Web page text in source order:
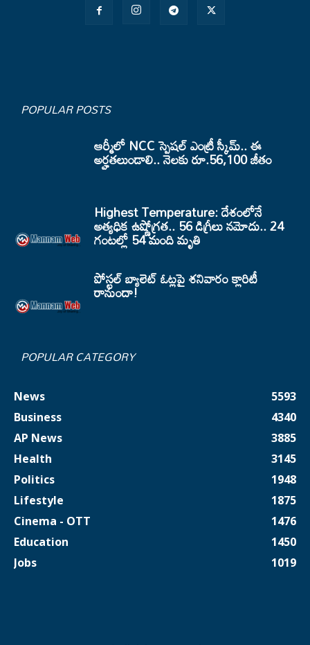
POPULAR POSTS
ఆర్మీలో NCC స్పెషల్ ఎంట్రీ స్కీమ్.. ఈ
అర్హతలుండాలి.. నెలకు రూ.56,100 జీతం
Highest Temperature: దేశంలోనే
అత్యధిక ఉష్ణోగ్రత.. 56 డిగ్రీలు నమోదు.. 24
గంటల్లో 54 మంది మృతి
పోస్టల్ బ్యాలెట్ ఓట్లపై శనివారం క్లారిటీ
రానుందా!
POPULAR CATEGORY
News
5593
Business
4340
AP News
3885
Health
3145
Politics
1948
Lifestyle
1875
Cinema - OTT
1476
Education
1450
Jobs
1019